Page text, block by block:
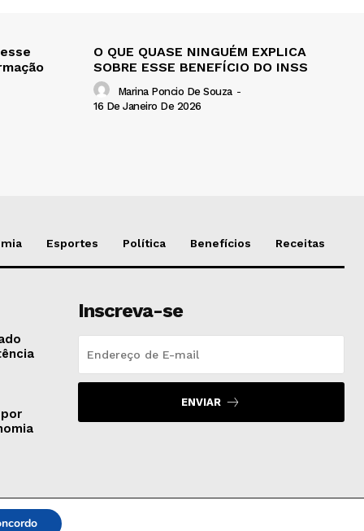
O QUE QUASE NINGUÉM EXPLICA
SOBRE ESSE BENEFÍCIO DO INSS
Marina Poncio De Souza -
16 De Janeiro De 2026
Esportes Política Benefícios Receitas
Inscreva-se
ENVIAR